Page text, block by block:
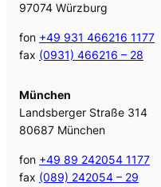
97074 Würzburg
fon +49 931 466216 1177
fax (0931) 466216 – 28
München
Landsberger Straße 314
80687 München
fon +49 89 242054 1177
fax (089) 242054 – 29